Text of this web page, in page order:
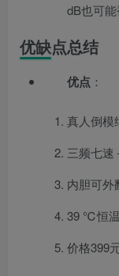
dB也可能
优缺点总结
优点 ：
真人倒模
三频七速
内胆可外
39 ℃恒温
价格399